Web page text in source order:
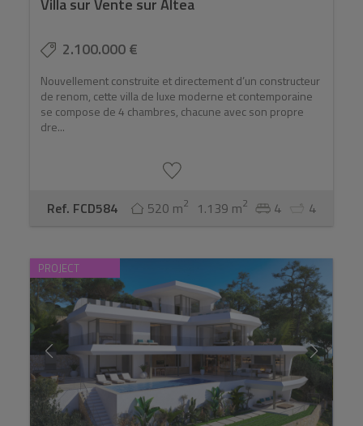
2.100.000 €
Nouvellement construite et directement d’un constructeur
de renom, cette villa de luxe moderne et contemporaine
se compose de 4 chambres, chacune avec son propre
dre...
Ref. FCD584 520 m2 1.139 m2 4 4
PROJECT